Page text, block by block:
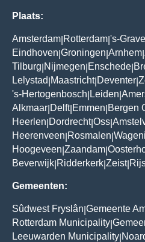
Plaats:
Amsterdam Rotterdam 's-
Eindhoven Groningen Arnhem
Tilburg Nijmegen Enschede
Lelystad Maastricht| Deventer
's-Hertogenbosch Leiden
Alkmaar Delft| Emmen Bergen
Heerlen Dordrecht|Oss
Heerenveen Rosmalen
Hoogeveen Zaandam
Beverwijk Ridderkerk Zeist|
Gemeenten:
Sûdwest Fryslân Gemeente
Rotterdam Municipality
Leeuwarden Municipality